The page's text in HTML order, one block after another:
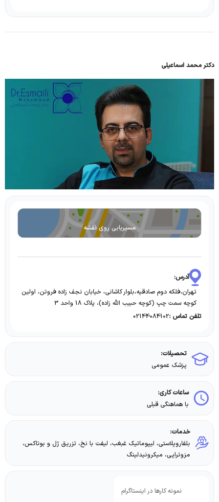
دکتر محمد اسماعیلی
مسیریابی روی نقشه
آدرس:
تهران،فلکه دوم صادقیه،بلوار کاشانی، خیابان نجف زاده فروتن، اولین
کوچه سمت چپ (کوچه حبیب الله زاده)، پلاک 18 واحد 3
تلفن تماس :02144084102
تحصیلات:
پزشک عمومی
ساعات کاری:
با هماهنگی قبلی
خدمات:
بلفاروپلاستی، لیپوماتیک غبغب، لیفت با نخ، تزریق ژل و بوتاکس،
مزوتراپی، میکرونیدلینگ
نمونه کارها در اینستاگرام